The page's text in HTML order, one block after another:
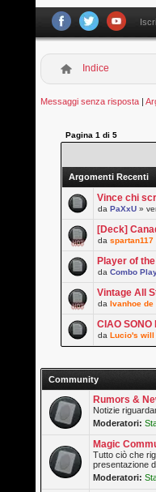
Indice
Messaggi senza risposta |
Pagina1 di5
Argomenti Recenti
Vince chi
daPaXxU »
[Deck]
daspartan117
Player of
daCombo
Vintage All
daIvanhoe de
CIAO SONO
daLucio's will
Community
Rumors &
Notizie
Moderatori:
Magic
Tutto ciò che
presentazione
Moderatori: